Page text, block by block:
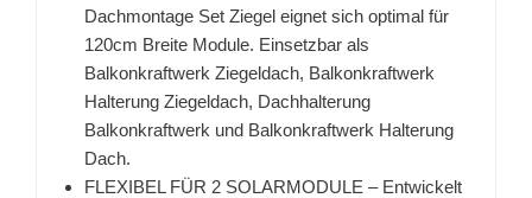
Dachmontage Set Ziegel eignet sich optimal für
120cm Breite Module. Einsetzbar als
Balkonkraftwerk Ziegeldach, Balkonkraftwerk
Halterung Ziegeldach, Dachhalterung
Balkonkraftwerk und Balkonkraftwerk Halterung
Dach.
FLEXIBEL FÜR 2 SOLARMODULE – Entwickelt